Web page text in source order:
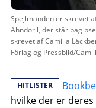
Spejlmanden er skrevet
Ahndoril, der står bag
skrevet af Camilla
Förlag og Pressbild/
HITLISTER
hvilke der er